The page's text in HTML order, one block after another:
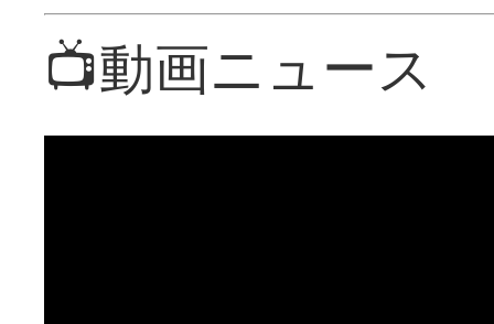
📺動画ニュース